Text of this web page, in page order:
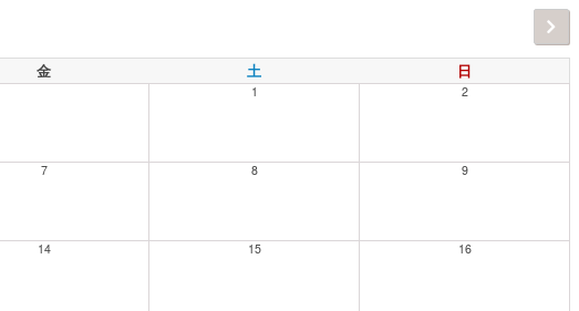
金 土 日
1 2
7 8 9
14 15 16